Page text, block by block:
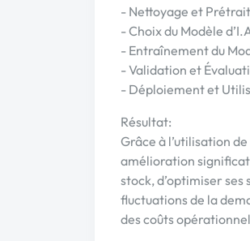
- Nettoyage et
- Choix du Modèle
- Entraînement du
- Validation et
- Déploiement et
Résultat:
Grâce à l’utilisation
amélioration
stock, d’optimiser
fluctuations de la
des coûts